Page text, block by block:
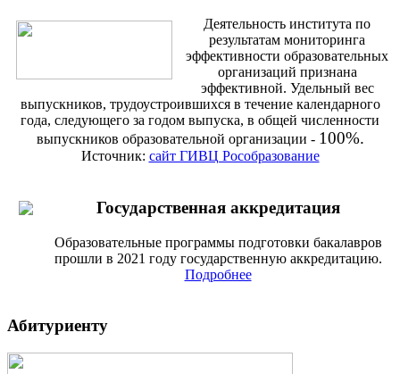
Деятельность института по
результатам мониторинга
эффективности образовательных
организаций признана
эффективной. Удельный вес
выпускников, трудоустроившихся в течение календарного
года, следующего за годом выпуска, в общей численности
выпускников образовательной организации - 100%.
Источник: сайт ГИВЦ Рособразование
Государственная аккредитация
Образовательные программы подготовки бакалавров
прошли в 2021 году государственную аккредитацию.
Подробнее
Абитуриенту